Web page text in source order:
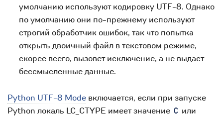
умолчанию используют кодировку UTF-8. Однако
по умолчанию они по-прежнему используют
строгий обработчик ошибок, так что попытка
открыть двоичный файл в текстовом режиме,
скорее всего, вызовет исключение, а не выдаст
бессмысленные данные.
Python UTF-8 Mode включается, если при запуске
Python локаль LC_CTYPE имеет значение C или